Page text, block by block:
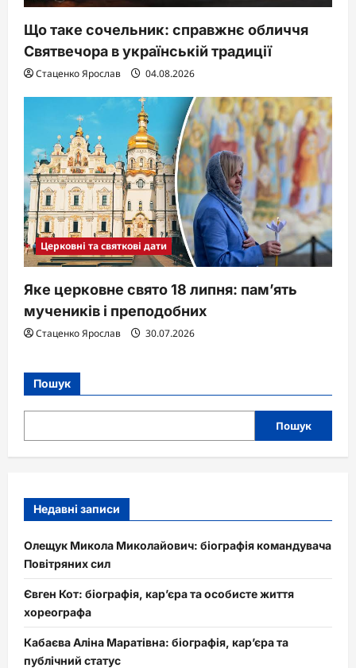
Що таке сочельник: справжнє обличчя
Святвечора в українській традиції
Стаценко Ярослав 04.08.2026
Церковні та святкові дати
Яке церковне свято 18 липня: пам’ять
мучеників і преподобних
Стаценко Ярослав 30.07.2026
Пошук
Пошук
Недавні записи
Олещук Микола Миколайович: біографія командувача
Повітряних сил
Євген Кот: біографія, кар’єра та особисте життя
хореографа
Кабаєва Аліна Маратівна: біографія, кар’єра та
публічний статус